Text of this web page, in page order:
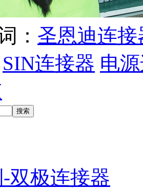
： 圣恩迪连接
SIN连接器 电
-双极连接器